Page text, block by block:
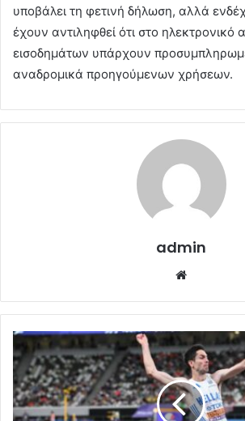
υποβάλει τη φετινή δήλωση, αλλά
έχουν αντιληφθεί ότι στο ηλεκτρονικό
εισοδημάτων υπάρχουν
αναδρομικά προηγούμενων χρήσεων.
admin